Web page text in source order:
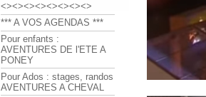
<><><><><><><><>
*** A VOS AGENDAS ***
Pour enfants :
AVENTURES DE l'ETE A
PONEY
Pour Ados : stages, randos
AVENTURES A CHEVAL